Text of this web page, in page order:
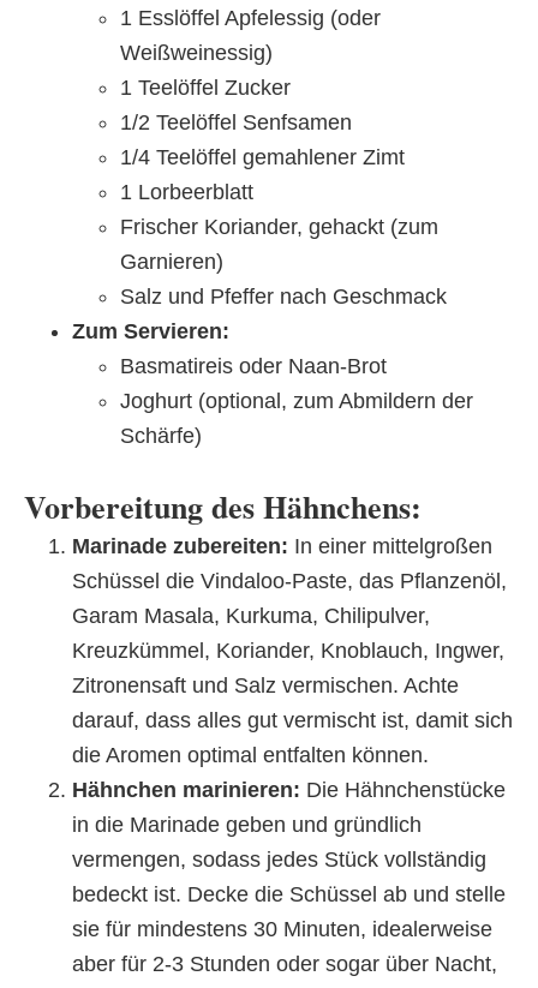
1 Esslöffel Apfelessig (oder
Weißweinessig)
1 Teelöffel Zucker
1/2 Teelöffel Senfsamen
1/4 Teelöffel gemahlener Zimt
1 Lorbeerblatt
Frischer Koriander, gehackt (zum
Garnieren)
Salz und Pfeffer nach Geschmack
Zum Servieren:
Basmatireis oder Naan-Brot
Joghurt (optional, zum Abmildern der
Schärfe)
Vorbereitung des Hähnchens:
Marinade zubereiten: In einer mittelgroßen
Schüssel die Vindaloo-Paste, das Pflanzenöl,
Garam Masala, Kurkuma, Chilipulver,
Kreuzkümmel, Koriander, Knoblauch, Ingwer,
Zitronensaft und Salz vermischen. Achte
darauf, dass alles gut vermischt ist, damit sich
die Aromen optimal entfalten können.
Hähnchen marinieren: Die Hähnchenstücke
in die Marinade geben und gründlich
vermengen, sodass jedes Stück vollständig
bedeckt ist. Decke die Schüssel ab und stelle
sie für mindestens 30 Minuten, idealerweise
aber für 2-3 Stunden oder sogar über Nacht,